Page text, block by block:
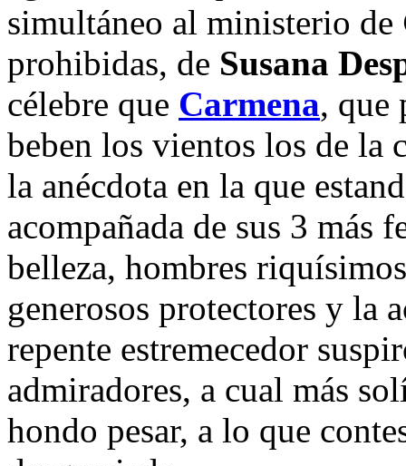
simultáneo al ministerio de
prohibidas, de Susana
célebre que Carmena, que
beben los vientos los de la
la anécdota en la que
acompañada de sus 3 más
belleza, hombres
generosos protectores y la
repente estremecedor
admiradores, a cual más
hondo pesar, a lo que